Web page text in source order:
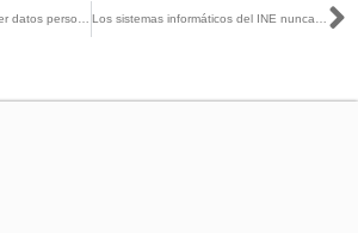
Ley obliga al INE a proteger datos personales de las y los mexicanos: René Miranda Los sistemas informáticos del INE nunca han sido vulnerados